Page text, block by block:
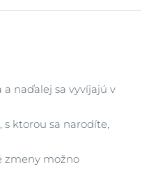
naďalej sa vyvíjajú v
ktorou sa narodíte,
zmeny možno